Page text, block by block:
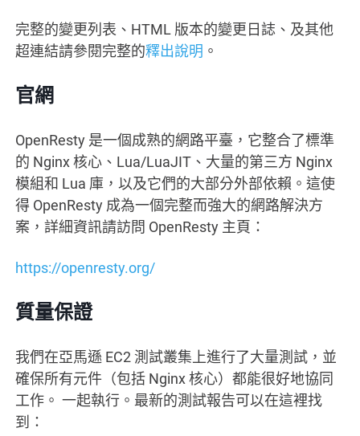
完整的變更列表、HTML 版本的變更日誌、及其他
超連結請參閱完整的釋出說明 。
官網
OpenResty 是一個成熟的網路平臺，它整合了標準
的 Nginx 核心、Lua/LuaJIT、大量的第三方 Nginx
模組和 Lua 庫，以及它們的大部分外部依賴。這使
得 OpenResty 成為一個完整而強大的網路解決方
案，詳細資訊請訪問 OpenResty 主頁：
https://openresty.org/
質量保證
我們在亞馬遜 EC2 測試叢集上進行了大量測試，並
確保所有元件（包括 Nginx 核心）都能很好地協同
工作。 一起執行。最新的測試報告可以在這裡找
到：